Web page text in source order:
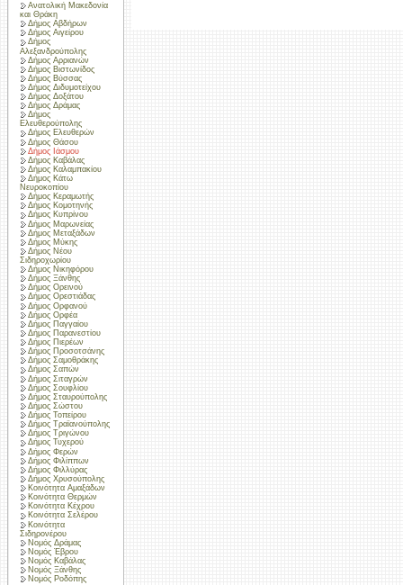
Ανατολική Μακεδονία
και Θράκη
Δήμος Αβδήρων
Δήμος Αιγείρου
Δήμος
Αλεξανδρούπολης
Δήμος Αρριανών
Δήμος Βιστωνίδος
Δήμος Βύσσας
Δήμος Διδυμοτείχου
Δήμος Δοξάτου
Δήμος Δράμας
Δήμος
Ελευθερούπολης
Δήμος Ελευθερών
Δήμος Θάσου
Δήμος Ιάσμου
Δήμος Καβάλας
Δήμος Καλαμπακίου
Δήμος Κάτω
Νευροκοπίου
Δήμος Κεραμωτής
Δήμος Κομοτηνής
Δήμος Κυπρίνου
Δήμος Μαρωνείας
Δήμος Μεταξάδων
Δήμος Μύκης
Δήμος Νέου
Σιδηροχωρίου
Δήμος Νικηφόρου
Δήμος Ξάνθης
Δήμος Ορεινού
Δήμος Ορεστιάδας
Δήμος Ορφανού
Δήμος Ορφέα
Δήμος Παγγαίου
Δήμος Παρανεστίου
Δήμος Πιερέων
Δήμος Προσοτσάνης
Δήμος Σαμοθράκης
Δήμος Σαπών
Δήμος Σιταγρών
Δήμος Σουφλίου
Δήμος Σταυρούπολης
Δήμος Σώστου
Δήμος Τοπείρου
Δήμος Τραϊανούπολης
Δήμος Τριγώνου
Δήμος Τυχερού
Δήμος Φερών
Δήμος Φιλίππων
Δήμος Φιλλύρας
Δήμος Χρυσούπολης
Κοινότητα Αμαξάδων
Κοινότητα Θερμών
Κοινότητα Κέχρου
Κοινότητα Σελέρου
Κοινότητα
Σιδηρονέρου
Νομός Δράμας
Νομός Έβρου
Νομός Καβάλας
Νομός Ξάνθης
Νομός Ροδόπης